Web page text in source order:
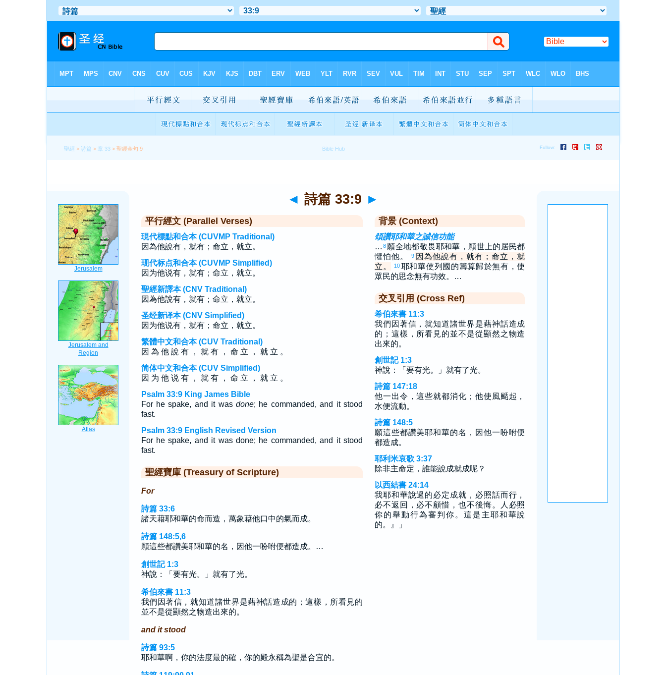
聖經 >詩篇 > 章 33 > 聖經金句 9
◄ 詩篇 33:9 ►
平行經文 (Parallel Verses)
現代標點和合本 (CUVMP Traditional)
因為他說有，就有；命立，就立。
现代标点和合本 (CUVMP Simplified)
因为他说有，就有；命立，就立。
聖經新譯本 (CNV Traditional)
因為他說有，就有；命立，就立。
圣经新译本 (CNV Simplified)
因为他说有，就有；命立，就立。
繁體中文和合本 (CUV Traditional)
因 為 他 說 有 ， 就 有 ， 命 立 ， 就 立 。
简体中文和合本 (CUV Simplified)
因 为 他 说 有 ， 就 有 ， 命 立 ， 就 立 。
Psalm 33:9 King James Bible
For he spake, and it was done; he commanded, and it stood
fast.
Psalm 33:9 English Revised Version
For he spake, and it was done; he commanded, and it stood
fast.
聖經寶庫 (Treasury of Scripture)
For
詩篇 33:6
諸天藉耶和華的命而造，萬象藉他口中的氣而成。
詩篇 148:5,6
願這些都讚美耶和華的名，因他一吩咐便都造成。…
創世記 1:3
神說：「要有光。」就有了光。
希伯來書 11:3
我們因著信，就知道諸世界是藉神話造成的；這樣，所看見的
並不是從顯然之物造出來的。
and it stood
詩篇 93:5
耶和華啊，你的法度最的確，你的殿永稱為聖是合宜的。
背景 (Context)
頌讚耶和華之誠信功能
… 8 願全地都敬畏耶和華，願世上的居民都
懼怕他。
9 因為他說有，就有；命立，就
立。
10 耶和華使列國的籌算歸於無有，使
眾民的思念無有功效。…
交叉引用 (Cross Ref)
希伯來書 11:3
我們因著信，就知道諸世界是藉神話造成
的；這樣，所看見的並不是從顯然之物造
出來的。
創世記 1:3
神說：「要有光。」就有了光。
詩篇 147:18
他一出令，這些就都消化；他使風颳起，
水便流動。
詩篇 148:5
願這些都讚美耶和華的名，因他一吩咐便
都造成。
耶利米哀歌 3:37
除非主命定，誰能說成就成呢？
以西結書 24:14
我耶和華說過的必定成就，必照話而行，
必不返回，必不顧惜，也不後悔。人必照
你的舉動行為審判你。這是主耶和華說
的。』」